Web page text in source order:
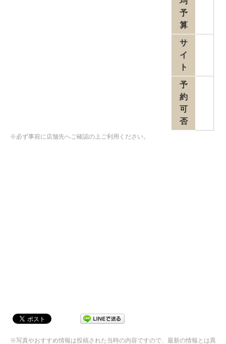
予
算
サ
イ
ト
予
約
可
否
※必ず事前に店舗先へご確認の上ご利用ください。
※写真やおすすめ情報は投稿された当時の内容ですので、最新の情報とは異